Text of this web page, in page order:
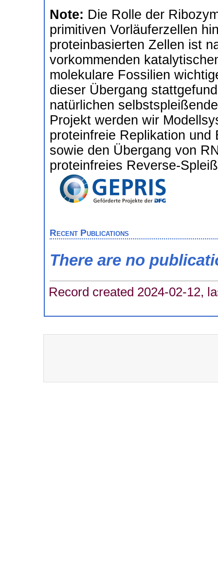
Note: Die Rolle der
primitiven Vorläuferzellen
proteinbasierten Zellen ist
vorkommenden
molekulare Fossilien
dieser Übergang
natürlichen
Projekt werden wir
proteinfreie Replikation und
sowie den Übergang von
proteinfreies Reverse-
Recent Publications
There are no
Record created 2024-02-12,